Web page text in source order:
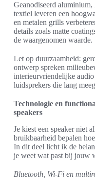
Geanodiseerd
textiel leveren een
en metalen grills
details zoals matte
de waargenomen waarde.
Let op duurzaamheid:
ontwerp spreken
interieurvriendelijke
luidsprekers die lang
Technologie en
speakers
Je kiest een speaker niet
bruikbaarheid bepalen
In dit deel licht ik de
je weet wat past bij jouw
Bluetooth, Wi‑Fi en